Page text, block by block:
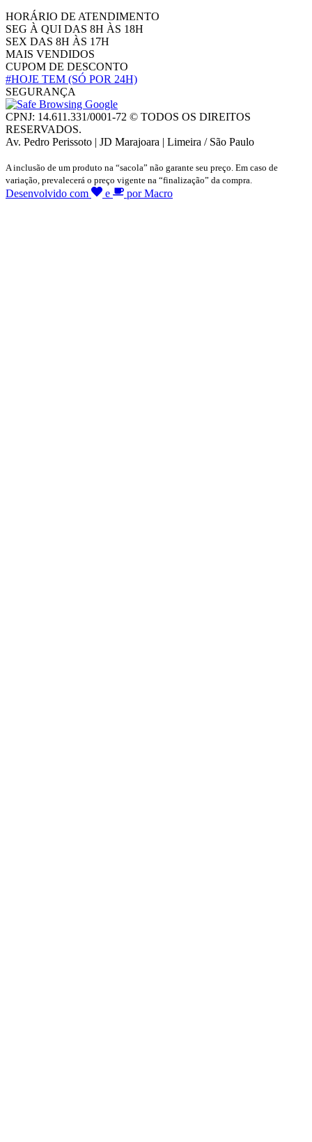
HORÁRIO DE ATENDIMENTO
SEG À QUI DAS 8H ÀS 18H
SEX DAS 8H ÀS 17H
MAIS VENDIDOS
CUPOM DE DESCONTO
#HOJE TEM (SÓ POR 24H)
SEGURANÇA
CPNJ: 14.611.331/0001-72 © TODOS OS DIREITOS
RESERVADOS.
Av. Pedro Perissoto | JD Marajoara | Limeira / São Paulo
A inclusão de um produto na “sacola” não garante seu preço. Em caso de
variação, prevalecerá o preço vigente na “finalização” da compra.
Desenvolvido com e por Macro